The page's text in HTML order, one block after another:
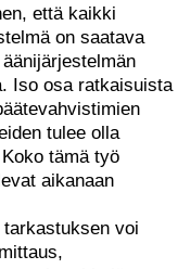
että kaikki
on saatava
Iso osa ratkaisuista
tulee olla
tämä työ
aikanaan
voi